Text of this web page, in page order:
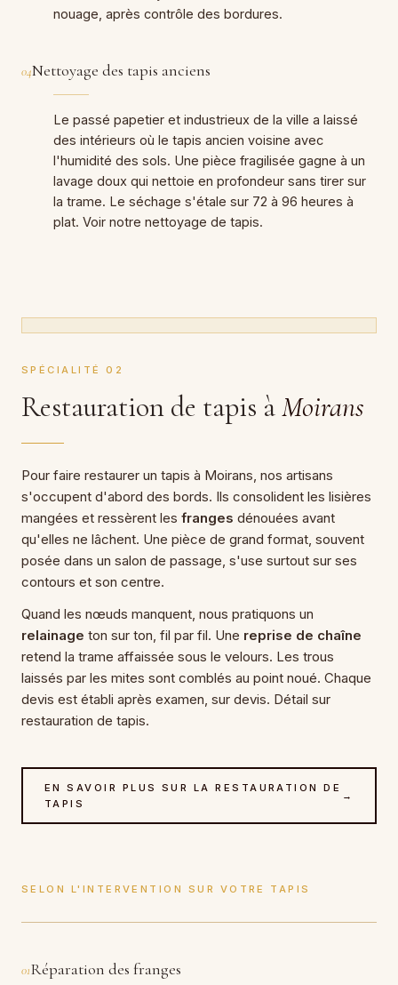
nouage, après contrôle des bordures.
04Nettoyage des tapis anciens
Le passé papetier et industrieux de la ville a laissé
des intérieurs où le tapis ancien voisine avec
l'humidité des sols. Une pièce fragilisée gagne à un
lavage doux qui nettoie en profondeur sans tirer sur
la trame. Le séchage s'étale sur 72 à 96 heures à
plat. Voir notre nettoyage de tapis.
SPÉCIALITÉ 02
Restauration de tapis àMoirans
Pour faire restaurer un tapis à Moirans, nos artisans
s'occupent d'abord des bords. Ils consolident les lisières
mangées et ressèrent les franges dénouées avant
qu'elles ne lâchent. Une pièce de grand format, souvent
posée dans un salon de passage, s'use surtout sur ses
contours et son centre.
Quand les nœuds manquent, nous pratiquons un
relainage ton sur ton, fil par fil. Une reprise de chaîne
retend la trame affaissée sous le velours. Les trous
laissés par les mites sont comblés au point noué. Chaque
devis est établi après examen, sur devis. Détail sur
restauration de tapis.
EN SAVOIR PLUS SUR LA RESTAURATION DE
TAPIS
→
SELON L'INTERVENTION SUR VOTRE TAPIS
01Réparation des franges